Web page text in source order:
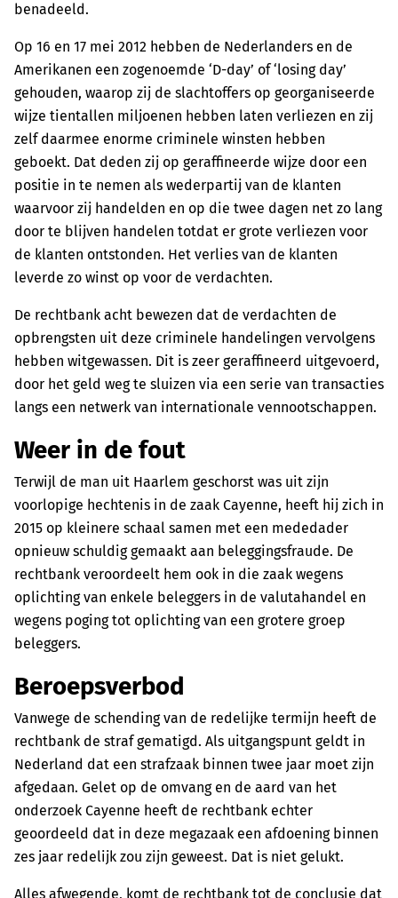
benadeeld.
Op 16 en 17 mei 2012 hebben de Nederlanders en de
Amerikanen een zogenoemde ‘D-day’ of ‘losing day’
gehouden, waarop zij de slachtoffers op georganiseerde
wijze tientallen miljoenen hebben laten verliezen en zij
zelf daarmee enorme criminele winsten hebben
geboekt. Dat deden zij op geraffineerde wijze door een
positie in te nemen als wederpartij van de klanten
waarvoor zij handelden en op die twee dagen net zo lang
door te blijven handelen totdat er grote verliezen voor
de klanten ontstonden. Het verlies van de klanten
leverde zo winst op voor de verdachten.
De rechtbank acht bewezen dat de verdachten de
opbrengsten uit deze criminele handelingen vervolgens
hebben witgewassen. Dit is zeer geraffineerd uitgevoerd,
door het geld weg te sluizen via een serie van transacties
langs een netwerk van internationale vennootschappen.
Weer in de fout
Terwijl de man uit Haarlem geschorst was uit zijn
voorlopige hechtenis in de zaak Cayenne, heeft hij zich in
2015 op kleinere schaal samen met een mededader
opnieuw schuldig gemaakt aan beleggingsfraude. De
rechtbank veroordeelt hem ook in die zaak wegens
oplichting van enkele beleggers in de valutahandel en
wegens poging tot oplichting van een grotere groep
beleggers.
Beroepsverbod
Vanwege de schending van de redelijke termijn heeft de
rechtbank de straf gematigd. Als uitgangspunt geldt in
Nederland dat een strafzaak binnen twee jaar moet zijn
afgedaan. Gelet op de omvang en de aard van het
onderzoek Cayenne heeft de rechtbank echter
geoordeeld dat in deze megazaak een afdoening binnen
zes jaar redelijk zou zijn geweest. Dat is niet gelukt.
Alles afwegende, komt de rechtbank tot de conclusie dat